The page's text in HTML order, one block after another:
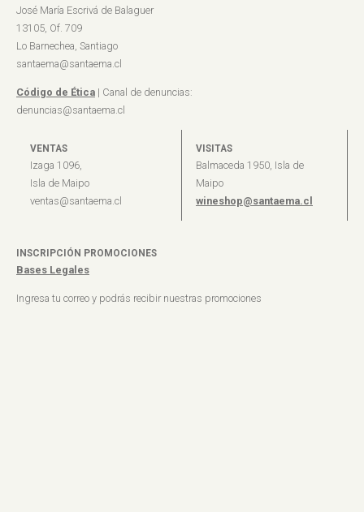
José María Escrivá de Balaguer
13105, Of. 709
Lo Barnechea, Santiago
santaema@santaema.cl
Código de Ética | Canal de denuncias:
denuncias@santaema.cl
VENTAS
Izaga 1096,
Isla de Maipo
ventas@santaema.cl
VISITAS
Balmaceda 1950, Isla de
Maipo
wineshop@santaema.cl
INSCRIPCIÓN PROMOCIONES
Bases Legales
Ingresa tu correo y podrás recibir nuestras promociones